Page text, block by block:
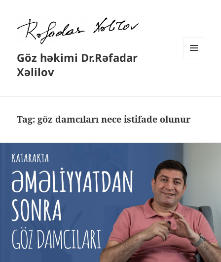
Göz həkimi Dr.Rəfadar
Xəlilov
Tag: göz damcıları nece istifade olunur